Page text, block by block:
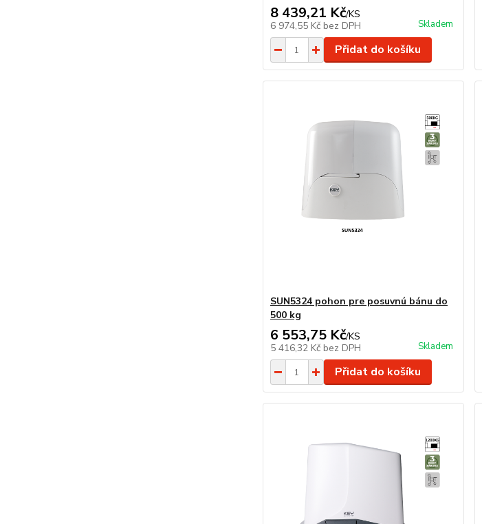
8 439,21 Kč/KS
6 974,55 Kč bez DPH Skladem
Přidat do košíku
SUN5324 pohon pre posuvnú bánu do
500 kg
6 553,75 Kč/KS
5 416,32 Kč bez DPH Skladem
Přidat do košíku